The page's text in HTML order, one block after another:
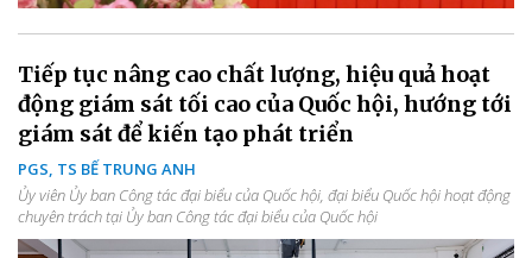
Tiếp tục nâng cao chất lượng, hiệu quả hoạt
động giám sát tối cao của Quốc hội, hướng tới
giám sát để kiến tạo phát triển
PGS, TS BẾ TRUNG ANH
Ủy viên Ủy ban Công tác đại biểu của Quốc hội, đại biểu Quốc hội hoạt động
chuyên trách tại Ủy ban Công tác đại biểu của Quốc hội